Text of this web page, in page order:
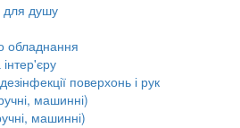
душу
обладнання
поверхонь і рук
машинні)
машинні)